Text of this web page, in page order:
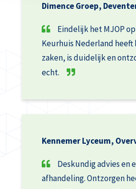
Dimence Groep,
Eindelijk het MJOP
Keurhuis Nederland heeft
zaken, is duidelijk en
echt.
Kennemer Lyceum,
Deskundig advies en
afhandeling. Ontzorgen